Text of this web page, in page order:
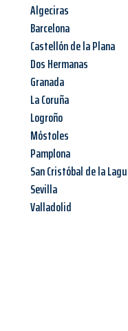
Algeciras
Barcelona
Castellón de la Plana
Dos Hermanas
Granada
La Coruña
Logroño
Móstoles
Pamplona
San Cristóbal de la
Sevilla
Valladolid